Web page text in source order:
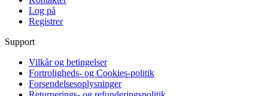
Log på
Registrer
Support
Vilkår og betingelser
Fortroligheds- og Cookies-politik
Forsendelsesoplysninger